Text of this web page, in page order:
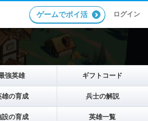
ゲームでポイ活 ログイン
強英雄 ギフトコード
雄の育成 兵士の解説
設の育成 英雄一覧